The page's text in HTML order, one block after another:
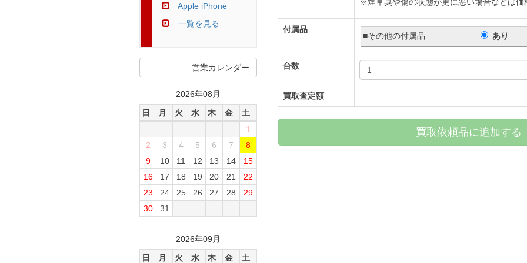
付属品
■その他の付属品 あり
台数
買取査定額
買取依頼品に追加する
Apple iPhone
一覧を見る
営業カレンダー
2026年08月
日
月 火 水 木 金
土
1
2
3 4 5 6 7
8
9
10 11 12 13 14
15
16
17 18 19 20 21
22
23
24 25 26 27 28
29
30
31
2026年09月
日
月 火 水 木 金 土